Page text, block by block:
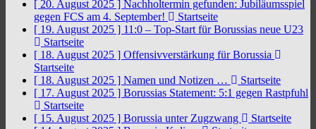
[ 20. August 2025 ] Nachholtermin gefunden: Jubiläumsspiel
gegen FCS am 4. September!
Startseite
[ 19. August 2025 ] 11:0 – Top-Start für Borussias neue U23
Startseite
[ 18. August 2025 ] Offensivverstärkung für Borussia
Startseite
[ 18. August 2025 ] Namen und Notizen …
Startseite
[ 17. August 2025 ] Borussias Statement: 5:1 gegen Rastpfuhl
Startseite
[ 15. August 2025 ] Borussia unter Zugzwang
Startseite